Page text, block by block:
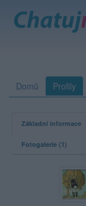
Domů Profily
Základní informace
Fotogalerie (1)